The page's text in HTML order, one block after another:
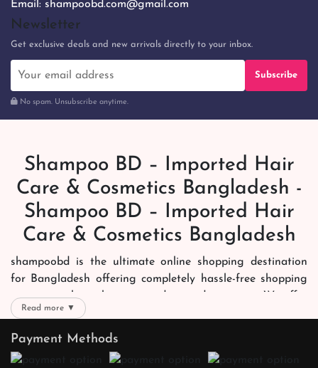
Email: shampoobd.com@gmail.com
Newsletter
Get exclusive deals and new arrivals directly to your inbox.
Subscribe
No spam. Unsubscribe anytime.
Shampoo BD – Imported Hair
Care & Cosmetics Bangladesh -
Shampoo BD – Imported Hair
Care & Cosmetics Bangladesh
shampoobd is the ultimate online shopping destination
for Bangladesh offering completely hassle-free shopping
experience through secure and trusted gateways. We offer
you trendy and reliable shopping with all your preferred
brands and more. Now shopping is easier, quicker and
always joyous. We help you mark the exact choice here.
Read more ▼
Payment Methods